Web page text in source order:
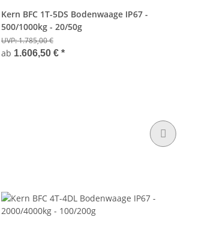
Kern BFC 1T-5DS Bodenwaage IP67 -
500/1000kg - 20/50g
UVP:1.785,00 €
ab 1.606,50 € *